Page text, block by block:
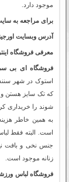
موجود دارد.
برای مراجعه به
آدرس وبسایت
معرفی فروشگاه
فروشگاه ای بی
استوک در شهر
که تک سایز هستن و
شوند را خریداری
به همین خاطر
است. البته فقط
جنس نخی و بافت
زنانه موجود است.
فروشگاه لباس